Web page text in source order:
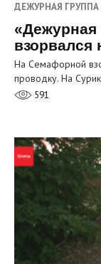
ДЕЖУРНАЯ ГРУППА
«Дежурная
На Семафорной
проводку. На
591